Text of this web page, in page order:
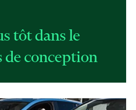
tôt dans le
de conception